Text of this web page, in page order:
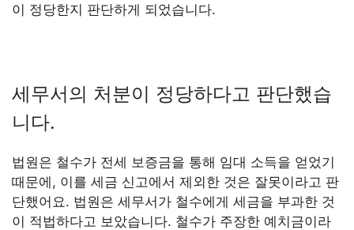
이 정당한지 판단하게 되었습니다.
세무서의 처분이 정당하다고 판단했습
니다.
법원은 철수가 전세 보증금을 통해 임대 소득을 얻었기
때문에, 이를 세금 신고에서 제외한 것은 잘못이라고 판
단했어요. 법원은 세무서가 철수에게 세금을 부과한 것
이 적법하다고 보았습니다. 철수가 주장한 예치금이라